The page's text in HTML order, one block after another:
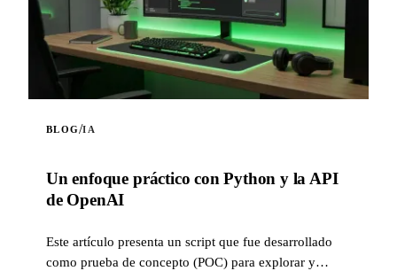
BLOG/IA
Un enfoque práctico con Python y la API
de OpenAI
Este artículo presenta un script que fue desarrollado
como prueba de concepto (POC) para explorar y